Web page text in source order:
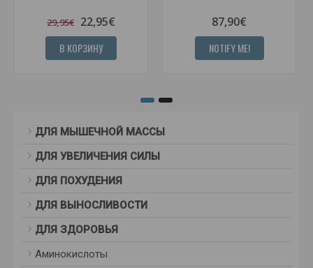
29,95€ 22,95€
В КОРЗИНУ
87,90€
NOTIFY ME!
ДЛЯ МЫШЕЧНОЙ МАССЫ
ДЛЯ УВЕЛИЧЕНИЯ СИЛЫ
ДЛЯ ПОХУДЕНИЯ
ДЛЯ ВЫНОСЛИВОСТИ
ДЛЯ ЗДОРОВЬЯ
Аминокислоты